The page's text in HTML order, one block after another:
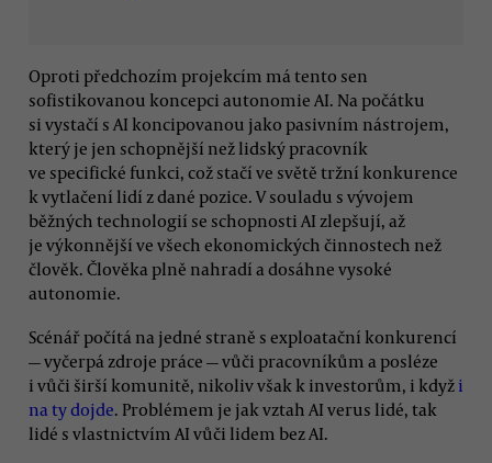
Oproti předchozím projekcím má tento sen
sofistikovanou koncepci autonomie AI. Na počátku
si vystačí s AI koncipovanou jako pasivním nástrojem,
který je jen schopnější než lidský pracovník
ve specifické funkci, což stačí ve světě tržní konkurence
k vytlačení lidí z dané pozice. V souladu s vývojem
běžných technologií se schopnosti AI zlepšují, až
je výkonnější ve všech ekonomických činnostech než
člověk. Člověka plně nahradí a dosáhne vysoké
autonomie.
Scénář počítá na jedné straně s exploatační konkurencí
— vyčerpá zdroje práce — vůči pracovníkům a posléze
i vůči širší komunitě, nikoliv však k investorům, i když i
na ty dojde. Problémem je jak vztah AI verus lidé, tak
lidé s vlastnictvím AI vůči lidem bez AI.